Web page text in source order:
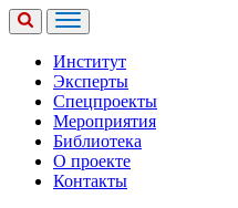
Институт
Эксперты
Спецпроекты
Мероприятия
Библиотека
О проекте
Контакты